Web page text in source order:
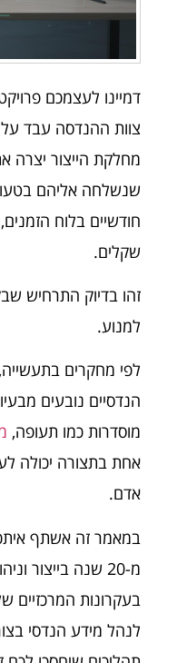
דמיינו לעצמכם
שנשלחה אליהם
חודשיים בלוח
שקלים.
זהו בדיוק התרחיש
למנוע.
הנדסיים נובעים
מוסדרות כמו תעופה,
אחת בתצורה יכולה
אדם.
במאמר זה אשתף
מ-20 שנה בייצור
בעקרונות המרכזיים
לנהל מידע הנדסי